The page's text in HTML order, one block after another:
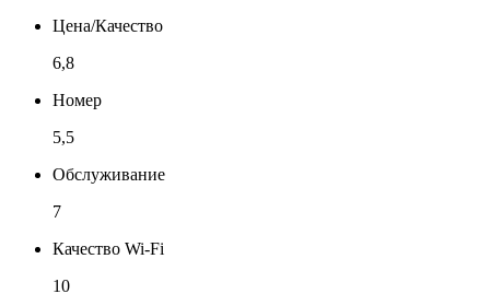
Цена/Качество
6,8
Номер
5,5
Обслуживание
7
Качество Wi-Fi
10